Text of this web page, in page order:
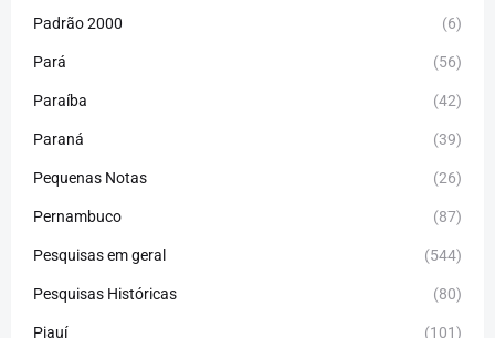
Padrão 2000 (6)
Pará (56)
Paraíba (42)
Paraná (39)
Pequenas Notas (26)
Pernambuco (87)
Pesquisas em geral (544)
Pesquisas Históricas (80)
Piauí (101)